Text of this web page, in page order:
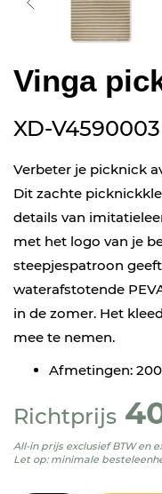
Vinga
XD-V4590003
Verbeter je picknick
Dit zachte
details van
met het logo van je
steepjespatroon
waterafstotende
in de zomer. Het
mee te nemen.
Afmetingen:
Richtprijs
All-in prijs exclusief BTW en
Let op: minimale